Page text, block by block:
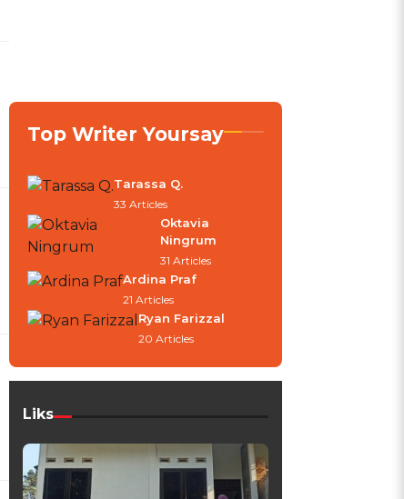
Top Writer Yoursay
Tarassa Q.
33 Articles
Oktavia
Ningrum
31 Articles
Ardina Praf
21 Articles
Ryan Farizzal
20 Articles
Liks